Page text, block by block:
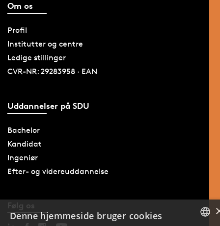
Om os
Profil
Institutter og centre
Ledige stillinger
CVR-NR: 29283958 · EAN
Uddannelser på SDU
Bachelor
Kandidat
Ingeniør
Efter- og videreuddannelse
Følg os
Denne hjemmeside bruger cookies